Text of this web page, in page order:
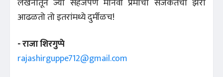
आढळतो तो इतरांमध्ये दुर्मीळच!
- राजा शिरगुप्पे
rajashirguppe712@gmail.com